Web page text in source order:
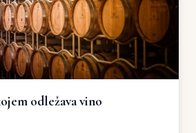
odležava vino